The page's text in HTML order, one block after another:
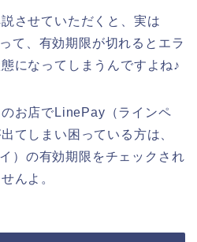
させていただくと、実は
て、有効期限が切れるとエラ
になってしまうんですよね♪
お店でLinePay（ラインペ
てしまい困っている方は、
）の有効期限をチェックされ
んよ。